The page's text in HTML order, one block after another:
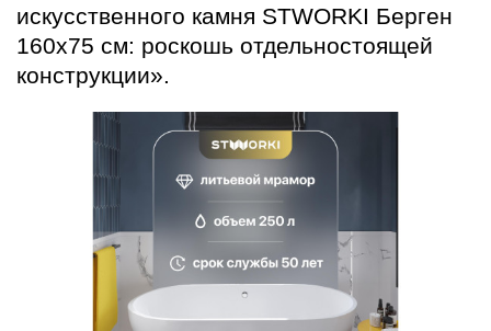
искусственного камня STWORKI Берген
160x75 см: роскошь отдельностоящей
конструкции».